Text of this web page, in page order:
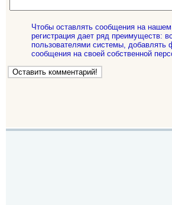
Чтобы оставлять сообщения на нашем
регистрация дает ряд преимуществ:
пользователями системы, добавлять
сообщения на своей собственной